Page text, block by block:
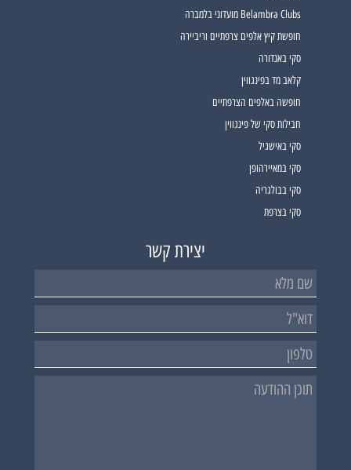
Belambra Clubs מועדוני בלמברה
חופשת קיץ אלפים צרפתיים וריביירה
סקי באנדורה
קלאב מד בפינגווין
חופשה באלפים הצרפתיים
חבילות סקי של פינגווין
סקי באישגיל
סקי במאיירהופן
סקי בבולגריה
סקי בצרפת
יצירת קשר